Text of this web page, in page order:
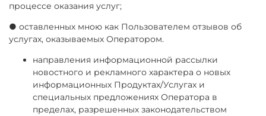
процессе оказания услуг;
● оставленных мною как Пользователем отзывов об
услугах, оказываемых Оператором.
направления информационной рассылки
новостного и рекламного характера о новых
информационных Продуктах/Услугах и
специальных предложениях Оператора в
пределах, разрешенных законодательством